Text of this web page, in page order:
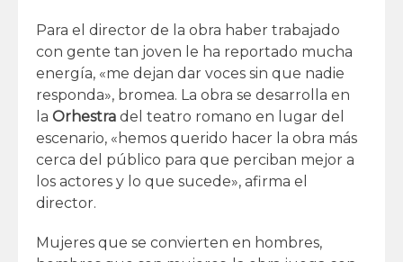
Para el director de la obra haber trabajado
con gente tan joven le ha reportado mucha
energía, «me dejan dar voces sin que nadie
responda», bromea. La obra se desarrolla en
la Orhestra del teatro romano en lugar del
escenario, «hemos querido hacer la obra más
cerca del público para que perciban mejor a
los actores y lo que sucede», afirma el
director.
Mujeres que se convierten en hombres,